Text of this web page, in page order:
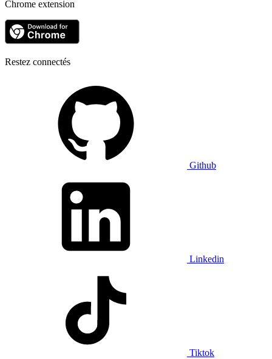
Chrome extension
Restez connectés
Github
Linkedin
Tiktok